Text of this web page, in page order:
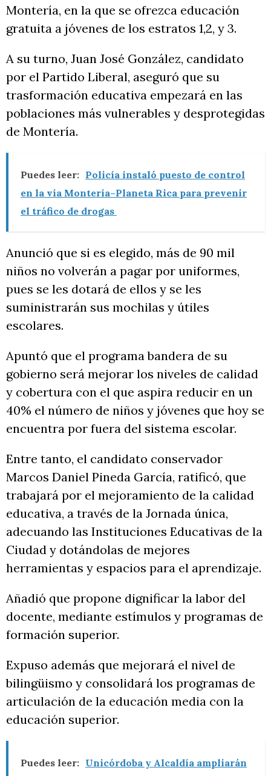
Montería, en la que se ofrezca educación
gratuita a jóvenes de los estratos 1,2, y 3.
A su turno, Juan José González, candidato
por el Partido Liberal, aseguró que su
trasformación educativa empezará en las
poblaciones más vulnerables y desprotegidas
de Montería.
Puedes leer: Policía instaló puesto de control
en la vía Montería–Planeta Rica para prevenir
el tráfico de drogas
Anunció que si es elegido, más de 90 mil
niños no volverán a pagar por uniformes,
pues se les dotará de ellos y se les
suministrarán sus mochilas y útiles
escolares.
Apuntó que el programa bandera de su
gobierno será mejorar los niveles de calidad
y cobertura con el que aspira reducir en un
40% el número de niños y jóvenes que hoy se
encuentra por fuera del sistema escolar.
Entre tanto, el candidato conservador
Marcos Daniel Pineda García, ratificó, que
trabajará por el mejoramiento de la calidad
educativa, a través de la Jornada única,
adecuando las Instituciones Educativas de la
Ciudad y dotándolas de mejores
herramientas y espacios para el aprendizaje.
Añadió que propone dignificar la labor del
docente, mediante estímulos y programas de
formación superior.
Expuso además que mejorará el nivel de
bilingüismo y consolidará los programas de
articulación de la educación media con la
educación superior.
Puedes leer: Unicórdoba y Alcaldía ampliarán